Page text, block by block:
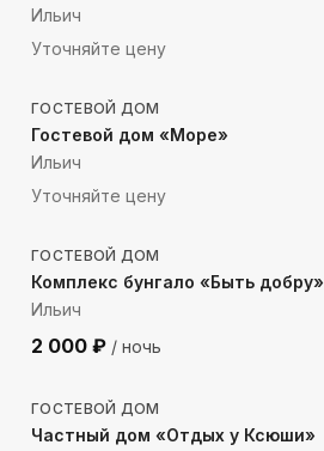
Ильич
Уточняйте цену
269м до моря
ГОСТЕВОЙ ДОМ
Гостевой дом «Море»
Ильич
Уточняйте цену
70м до моря
ГОСТЕВОЙ ДОМ
Комплекс бунгало «Быть добру»
Ильич
2 000 ₽ / ночь
64 м до моря
ГОСТЕВОЙ ДОМ
Частный дом «Отдых у Ксюши»